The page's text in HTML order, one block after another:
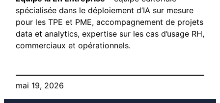
spécialisée dans le déploiement d’IA sur mesure
pour les TPE et PME, accompagnement de projets
data et analytics, expertise sur les cas d’usage RH,
commerciaux et opérationnels.
mai 19, 2026